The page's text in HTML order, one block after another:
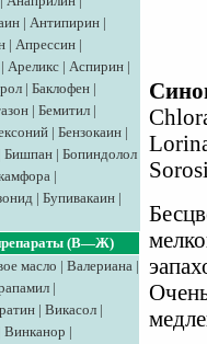
| Антипирин |
| Апрессин |
| Ареликс | Аспирин |
| Баклофен |
| Бемитил |
| Бензокаин |
Бишпан | Бопиндолол
|
| Бупивакаин |
(В—Ж)
масло | Валериана |
|
| Викасол |
Винканор |